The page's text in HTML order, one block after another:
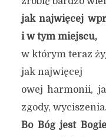
jak najwięcej
i w tym miejscu,
w którym teraz
jak najwięcej
owej harmonii,
zgody,
Bo Bóg jest